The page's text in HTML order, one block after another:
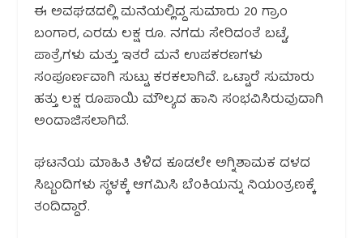
ಈ ಅವಘಡದಲ್ಲಿ ಮನೆಯಲ್ಲಿದ್ದ ಸುಮಾರು 20 ಗ್ರಾಂ
ಬಂಗಾರ, ಎರಡು ಲಕ್ಷ ರೂ. ನಗದು ಸೇರಿದಂತೆ ಬಟ್ಟೆ,
ಪಾತ್ರೆಗಳು ಮತ್ತು ಇತರೆ ಮನೆ ಉಪಕರಣಗಳು
ಸಂಪೂರ್ಣವಾಗಿ ಸುಟ್ಟು ಕರಕಲಾಗಿವೆ. ಒಟ್ಟಾರೆ ಸುಮಾರು
ಹತ್ತು ಲಕ್ಷ ರೂಪಾಯಿ ಮೌಲ್ಯದ ಹಾನಿ ಸಂಭವಿಸಿರುವುದಾಗಿ
ಅಂದಾಜಿಸಲಾಗಿದೆ.
ಘಟನೆಯ ಮಾಹಿತಿ ತಿಳಿದ ಕೂಡಲೇ ಅಗ್ನಿಶಾಮಕ ದಳದ
ಸಿಬ್ಬಂದಿಗಳು ಸ್ಥಳಕ್ಕೆ ಆಗಮಿಸಿ ಬೆಂಕಿಯನ್ನು ನಿಯಂತ್ರಣಕ್ಕೆ
ತಂದಿದ್ದಾರೆ.